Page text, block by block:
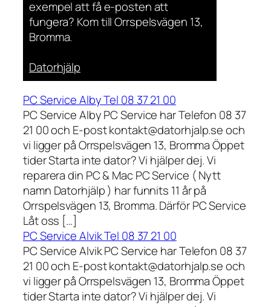
exempel att få e-posten att
fungera? Kom till Orrspelsvägen 13,
Bromma.
Datorhjälp
PC Service Alby Tel 08 37 21 00
PC Service Alby PC Service har Telefon 08 37
21 00 och E-post kontakt@datorhjalp.se och
vi ligger på Orrspelsvägen 13, Bromma Öppet
tider Starta inte dator? Vi hjälper dej. Vi
reparera din PC & Mac PC Service ( Nytt
namn Datorhjälp ) har funnits 11 år på
Orrspelsvägen 13, Bromma. Därför PC Service
Låt oss […]
PC Service Alvik Tel 08 37 21 00
PC Service Alvik PC Service har Telefon 08 37
21 00 och E-post kontakt@datorhjalp.se och
vi ligger på Orrspelsvägen 13, Bromma Öppet
tider Starta inte dator? Vi hjälper dej. Vi